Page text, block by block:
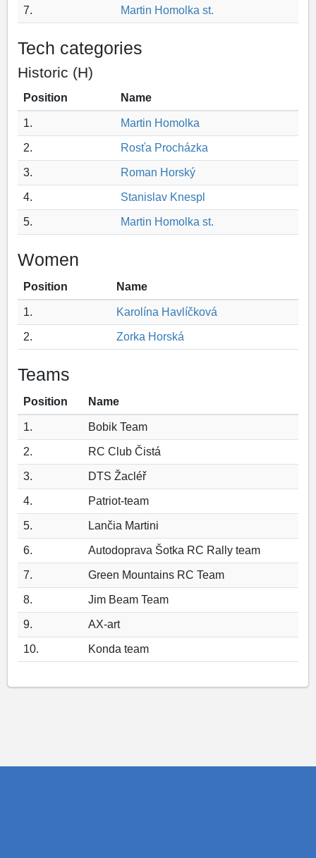
7. Martin Homolka st.
Tech categories
Historic (H)
Position Name
1. Martin Homolka
2. Rosťa Procházka
3. Roman Horský
4. Stanislav Knespl
5. Martin Homolka st.
Women
Position Name
1. Karolína Havlíčková
2. Zorka Horská
Teams
Position Name
1. Bobik Team
2. RC Club Čistá
3. DTS Žacléř
4. Patriot-team
5. Lančia Martini
6. Autodoprava Šotka RC Rally team
7. Green Mountains RC Team
8. Jim Beam Team
9. AX-art
10. Konda team